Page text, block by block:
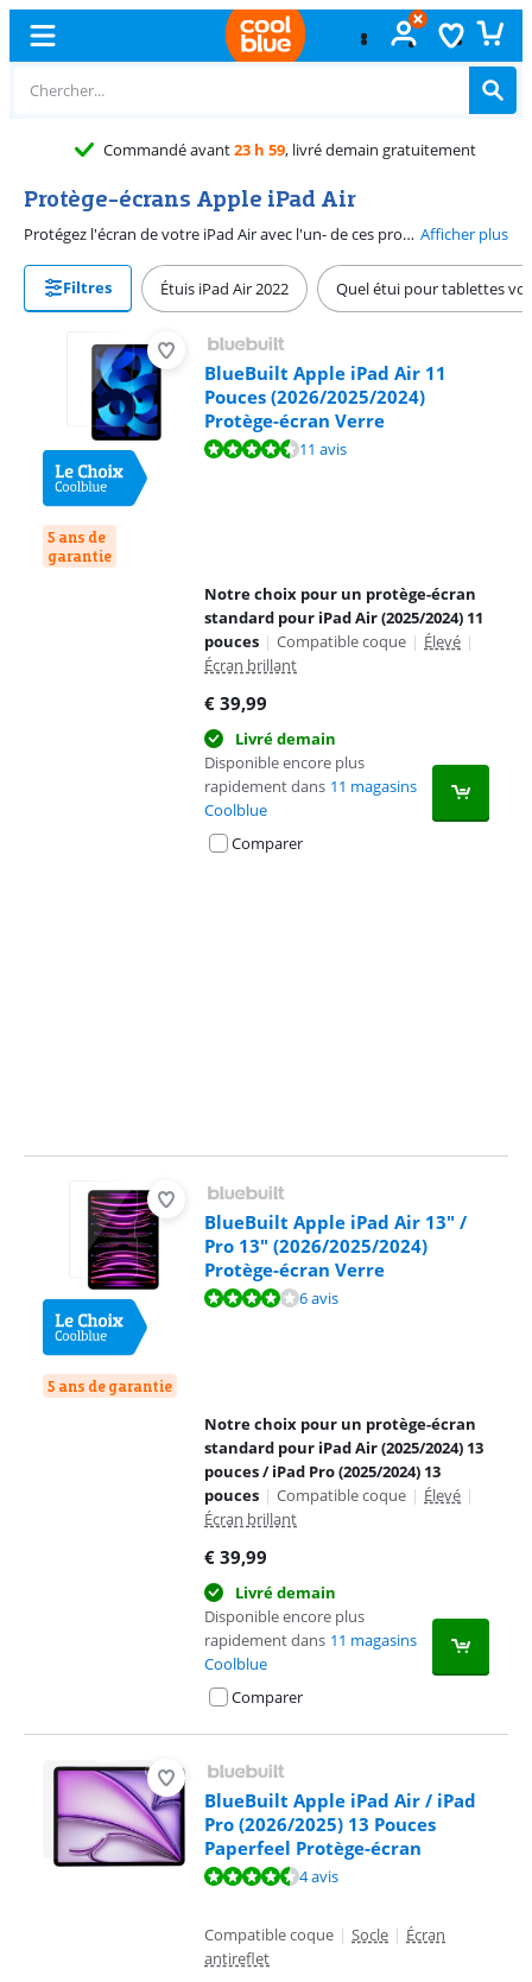
Échangegratuit
Protège-écrans Apple iPad Air
Protégez l'écran de votre iPad Air avec l'un- de ces protège-écrans pour iPad Air. Vous éviterez ainsi les rayures et la saleté sur l'écran. Un protège-écran en verre protège mieux l'écran de votre iPad Air qu'un protège-écran en matière synthétique. Choisissez un protège-écran avec une couche antireflet si vous voulez regarder un film à l'extérieur lorsque le soleil brille. Avec un protège-écran Paperlike, vous pouvez dessiner et écrire sur votre iPad Air comme si vous dessiniez ou écriviez sur du vrai papier. Afficher plus
Filtres Étuis iPad Air 2022 Quel étui pour tablettes
5 ans de
garantie
BlueBuilt Apple iPad Air 11
Pouces (2026/2025/2024)
Protège-écran Verre
La note est de 8,8 sur 10, basée sur 11 avis.11 avis
Notre choix pour un protège-écran
standard pour iPad Air (2025/2024) 11
pouces | Compatible coque | Élevé |
Écran brillant
€ 39,99
Livré demain
Disponible encore plus
rapidement dans 11 magasins
Coolblue
Comparer
5 ans de garantie
BlueBuilt Apple iPad Air 13" /
Pro 13" (2026/2025/2024)
Protège-écran Verre
La note est de 7,8 sur 10, basée sur 6 avis.6 avis
Notre choix pour un protège-écran
standard pour iPad Air (2025/2024) 13
pouces / iPad Pro (2025/2024) 13
pouces | Compatible coque | Élevé |
Écran brillant
€ 39,99
Livré demain
Disponible encore plus
rapidement dans 11 magasins
Coolblue
Comparer
BlueBuilt Apple iPad Air / iPad
Pro (2026/2025) 13 Pouces
Paperfeel Protège-écran
La note est de 8,9 sur 10, basée sur 4 avis.4 avis
Compatible coque | Socle | Écran
antireflet